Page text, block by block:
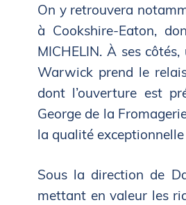
On y retrouvera
à Cookshire-Eaton,
MICHELIN. À ses
Warwick prend le
dont l’ouverture est
George de la
la qualité
Sous la direction de
mettant en valeur les